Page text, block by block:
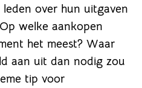
over hun uitgaven
welke aankopen
het meest? Waar
aan uit dan nodig zou
tip voor